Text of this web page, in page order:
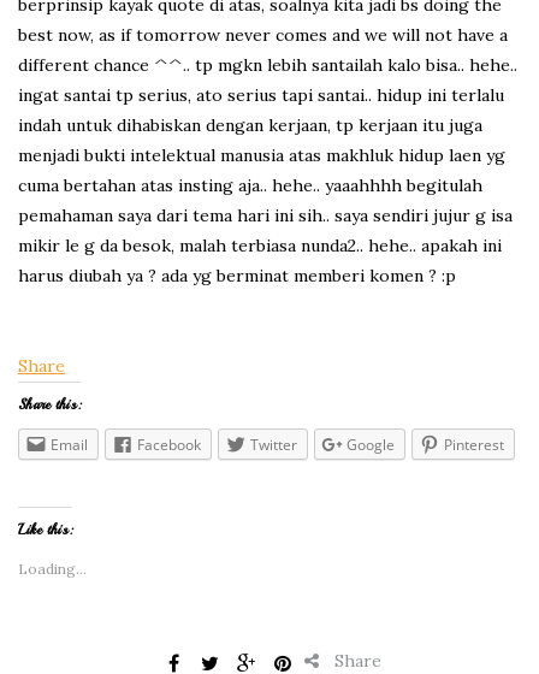
best now, as if tomorrow never comes and we will not have a
different chance ^^.. tp mgkn lebih santailah kalo bisa.. hehe..
ingat santai tp serius, ato serius tapi santai.. hidup ini terlalu
indah untuk dihabiskan dengan kerjaan, tp kerjaan itu juga
menjadi bukti intelektual manusia atas makhluk hidup laen yg
cuma bertahan atas insting aja.. hehe.. yaaahhhh begitulah
pemahaman saya dari tema hari ini sih.. saya sendiri jujur g isa
mikir le g da besok, malah terbiasa nunda2.. hehe.. apakah ini
harus diubah ya ? ada yg berminat memberi komen ? :p
Share
Share this:
Email Facebook Twitter Google Pinterest
Like this:
Loading...
Share